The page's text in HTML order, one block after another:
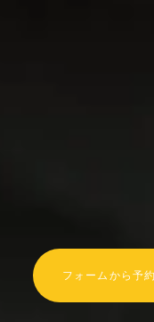
フォームから予約